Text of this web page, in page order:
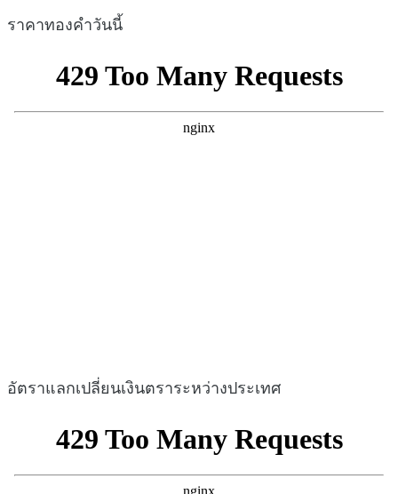
ราคาทองคำวันนี้
อัตราแลกเปลี่ยนเงินตราระหว่างประเทศ